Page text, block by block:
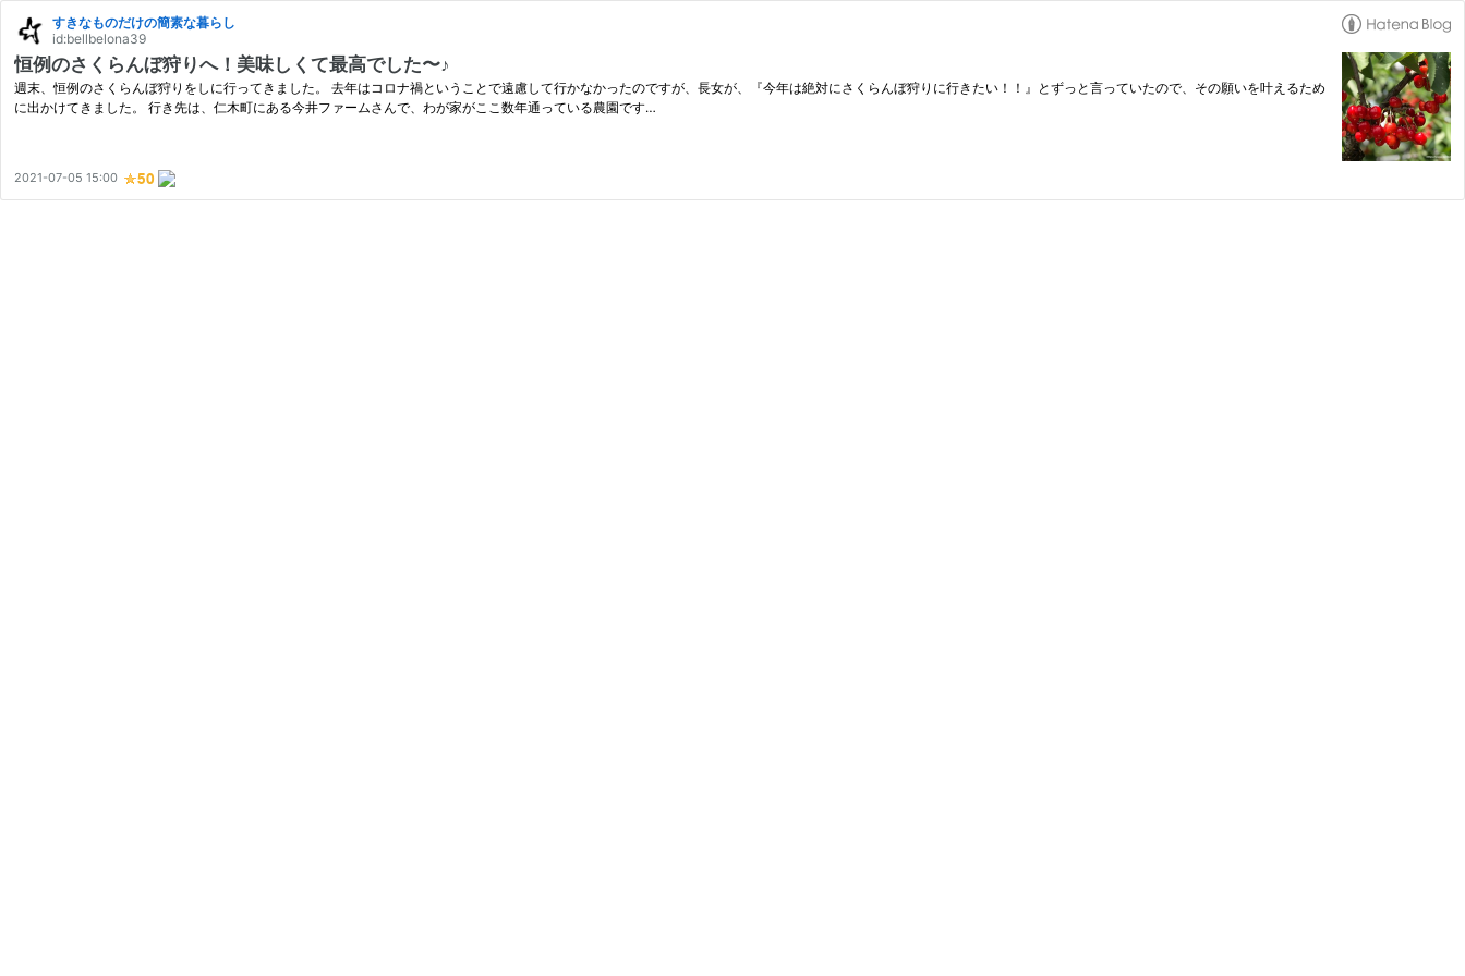
すきなものだけの簡素な暮らし
id:bellbelona39
恒例のさくらんぼ狩りへ！美味しくて最高でした〜♪
週末、恒例のさくらんぼ狩りをしに行ってきました。 去年はコロナ禍ということで遠慮して行かなかったのですが、長女が、『今年は絶対にさくらんぼ狩りに行きたい！！』とずっと言っていたので、その願いを叶えるため
に出かけてきました。 行き先は、仁木町にある今井ファームさんで、わが家がここ数年通っている農園です…
2021-07-05 15:00